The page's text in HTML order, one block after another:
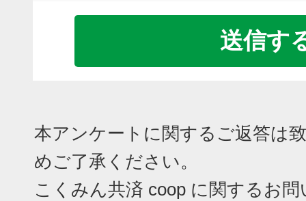
本アンケートに関するご返答は
めご了承ください。
こくみん共済 coop に関するお